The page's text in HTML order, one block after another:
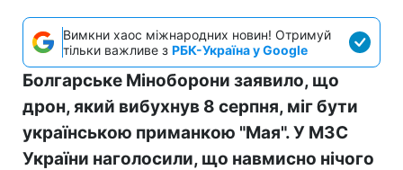
Вимкни хаос міжнародних новин! Отримуй
тільки важливе з РБК-Україна у Google
Болгарське Міноборони заявило, що
дрон, який вибухнув 8 серпня, міг бути
українською приманкою "Мая". У МЗС
України наголосили, що навмисно нічого